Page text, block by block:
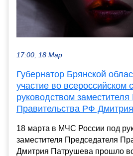
17:00, 18 Мар
Губернатор Брянской
участие во всероссийском
руководством
Правительства РФ
18 марта в МЧС России под
заместителя Председателя
Дмитрия Патрушева прошло